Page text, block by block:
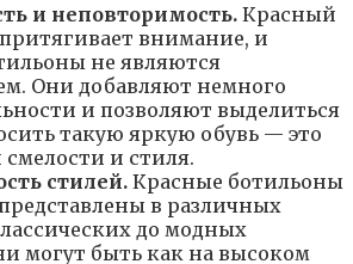
и неповторимость. Красный
притягивает внимание, и
не являются
Они добавляют немного
и позволяют выделиться
такую яркую обувь — это
смелости и стиля.
стилей.Красные ботильоны
в различных
до модных
могут быть как на высоком